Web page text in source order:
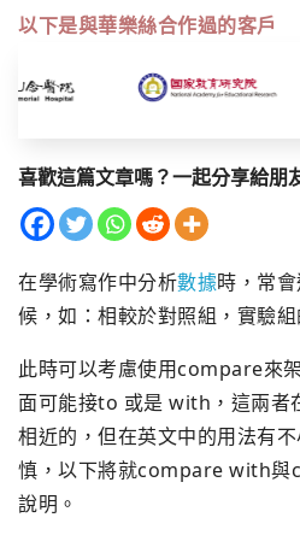
以下是與華樂絲合作過的客戶
喜歡這篇文章嗎？一起分享給朋
在學術寫作中分析數據時，常
候，如：相較於對照組，實驗組
此時可以考慮使用compare來
面可能接to 或是 with，這兩者
相近的，但在英文中的用法有
慎，以下將就compare with
說明。